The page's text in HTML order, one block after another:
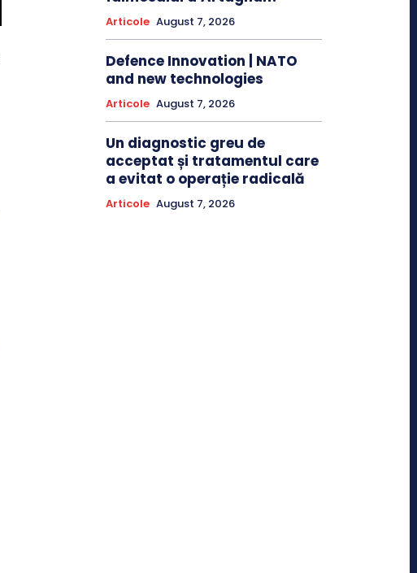
Articole August 7, 2026
Defence Innovation | NATO
and new technologies
Articole August 7, 2026
Un diagnostic greu de
acceptat și tratamentul care
a evitat o operație radicală
Articole August 7, 2026